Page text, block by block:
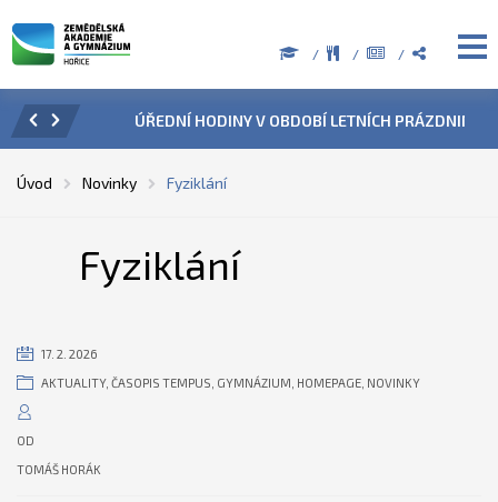
ÚŘEDNÍ HODINY V OBDOBÍ LETNÍCH PRÁZDNIN
Úvod Novinky Fyziklání
Fyziklání
17. 2. 2026
AKTUALITY, ČASOPIS TEMPUS GYMNÁZIUM HOMEPAGE NOVINKY
OD
TOMÁŠ HORÁK